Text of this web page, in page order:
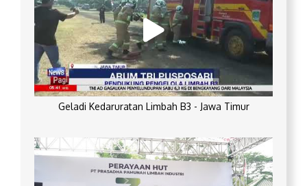
Geladi Kedaruratan Limbah B3 - Jawa Timur